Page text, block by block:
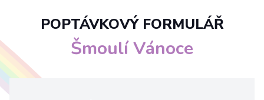
POPTÁVKOVÝ FORMULÁŘ
Šmoulí Vánoce